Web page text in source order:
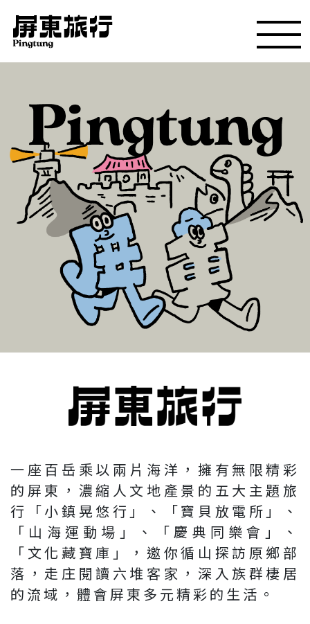
一座百岳乘以兩片海洋，擁有無限精彩
的屏東，濃縮人文地產景的五大主題旅
行「小鎮晃悠行」、「寶貝放電所」、
「山海運動場」、「慶典同樂會」、
「文化藏寶庫」，邀你循山探訪原鄉部
落，走庄閱讀六堆客家，深入族群棲居
的流域，體會屏東多元精彩的生活。